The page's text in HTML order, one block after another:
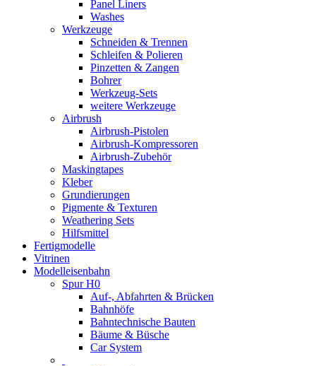
Panel Liners
Washes
Werkzeuge
Schneiden & Trennen
Schleifen & Polieren
Pinzetten & Zangen
Bohrer
Werkzeug-Sets
weitere Werkzeuge
Airbrush
Airbrush-Pistolen
Airbrush-Kompressoren
Airbrush-Zubehör
Maskingtapes
Kleber
Grundierungen
Pigmente & Texturen
Weathering Sets
Hilfsmittel
Fertigmodelle
Vitrinen
Modelleisenbahn
Spur H0
Auf-, Abfahrten & Brücken
Bahnhöfe
Bahntechnische Bauten
Bäume & Büsche
Car System